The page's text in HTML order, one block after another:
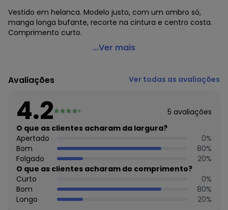
Vestido em helanca. Modelo justo, com um ombro só,
manga longa bufante, recorte na cintura e centro costa.
Comprimento curto.
Moda Pop - Vestido Preta com um Ombro Só
Modelagem: Justo
Comprimento da manga: Longa
Comprimento: Curto
Decote frente: De um ombro só
Complemento: Recorte central nas costas
Tecido: Helanca
Composição: Conforme imagem etiqueta
Histórico de preços
O preço apresentado abaixo é o menor oferecido em
algum dia do mês, para o menor tamanho disponível.
agosto/2026
N/D*
...Ver mais
Avaliações Ver todas as avaliações
4.2 5 avaliações
O que as clientes acharam da largura?
Apertado
0%
Bom
80%
Folgado
20%
O que as clientes acharam do comprimento?
Curto
0%
Bom
80%
Longo
20%